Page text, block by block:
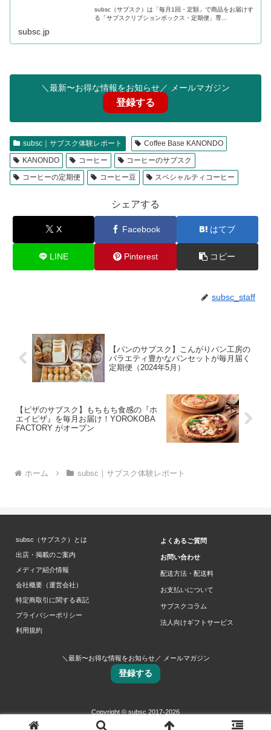
subsc（サブスク）は「毎月1回・定額」で商品をお届けす
る「サブスクリプションボックス・定期便」専...
subsc.jp
＼最新〜お得な情報をお知らせ／ メールマガジン
登録する
subsc｜サブスク体験レポート
Coffee Base KANONDO
KANONDO
コーヒー
コーヒーのサブスク
コーヒーの定期便
コーヒー豆 スペシャルティコーヒー
シェアする
X Facebook はてブ
LINE Pinterest コピー
subsc_staff
【パンのサブスク】こんがりパン工房の
バラエティ豊かなパンセットが毎月届く
定期便（2024年5月）
【ピザのサブスク】もちもち食感の『ホ
エイピザ』を毎月お届け！YOROKOBA
FACTORY がオープン
ホーム subsc｜サブスク体験レポート
subsc（サブスク）とは
出店・掲載のご案内
メディア紹介情報
会社概要（運営会社）
特定商取引に関する表記
プライバシーポリシー
利用規約
よくあるご質問
お問い合わせ
配送方法・配送料
お支払いについて
サブスクコラム
法人向けギフトサービス
＼最新〜お得な情報をお知らせ／ メールマガジン
登録する
Copyright © subsc 2017-2026